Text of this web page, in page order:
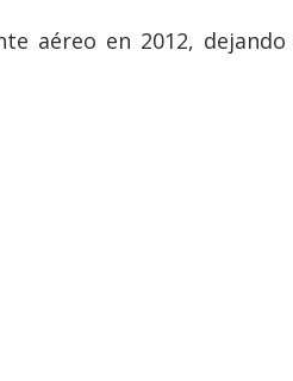
aéreo en 2012,